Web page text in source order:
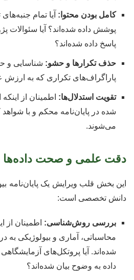
کامل بودن محتوا: آیا تمام
پوشش داده شده‌اند؟ آیا سئوالات
پاسخ داده شده‌اند؟
حذف تکرارها و حشو: شناسایی و
پاراگراف‌های تکراری که به ارزش
تقویت استدلال‌ها: اطمینان از
شده در پایان‌نامه محکم و با شواهد
می‌شوند.
دقت علمی و صحت داده‌ها
این بخش قلب ویرایش یک پایان‌نامه
دانش تخصصی است:
بررسی روش‌شناسی: اطمینان از
محاسباتی، آماری و بیولوژیکی به
شده‌اند. آیا پروتکل‌های
داده به وضوح بیان شده‌اند؟